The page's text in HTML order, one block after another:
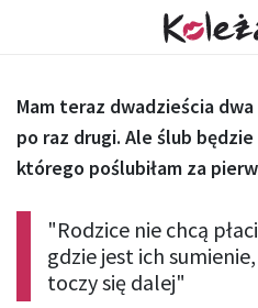
"Rodzice nie chcą
gdzie jest ich
toczy się dalej"
Mam teraz dwadzieścia
po raz drugi. Ale ślub
którego poślubiłam za